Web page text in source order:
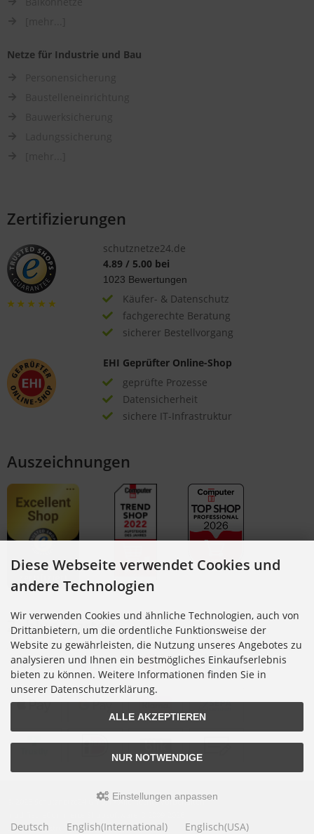
Netze für Industrie und Bau
Zertifizierungen
schutznetze24.de
4.89/ 5.00bei
1023 Bewertungen
Käufer- & Datenschutz
fachgerechte Beratung
sicherer Bestellvorgang
EHI Geprüfter Online-Shop
geprüfte Prozesse
Datensicherheit
sichere IT-Infrastruktur
Auszeichnungen
Zahlungsarten
© 2026 Schutznetze24 GmbH • Alle Rechte vorbehalten
Design: construktiv GmbH
Diese Webseite verwendet Cookies und
andere Technologien
Wir verwenden Cookies und ähnliche Technologien, auch von
Drittanbietern, um die ordentliche Funktionsweise der
Website zu gewährleisten, die Nutzung unseres Angebotes zu
analysieren und Ihnen ein bestmögliches Einkaufserlebnis
bieten zu können. Weitere Informationen finden Sie in
unserer Datenschutzerklärung.
ALLE AKZEPTIEREN
NUR NOTWENDIGE
Einstellungen anpassen
Deutsch English(International) Englisch(USA)